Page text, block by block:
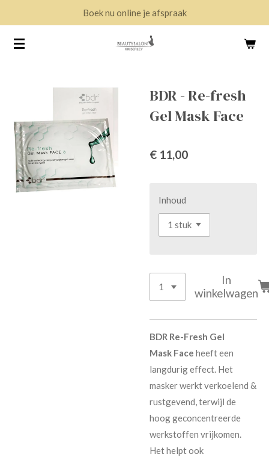
naar
Boek nu online je afspraak
BDR - Re-fresh
Gel Mask Face
€ 11,00
Inhoud
In
winkelwagen
BDR Re-Fresh Gel
Mask Face heeft een
langdurig effect. Het
masker werkt verkoelend &
rustgevend, terwijl de
hoog geconcentreerde
werkstoffen vrijkomen.
Het helpt ook